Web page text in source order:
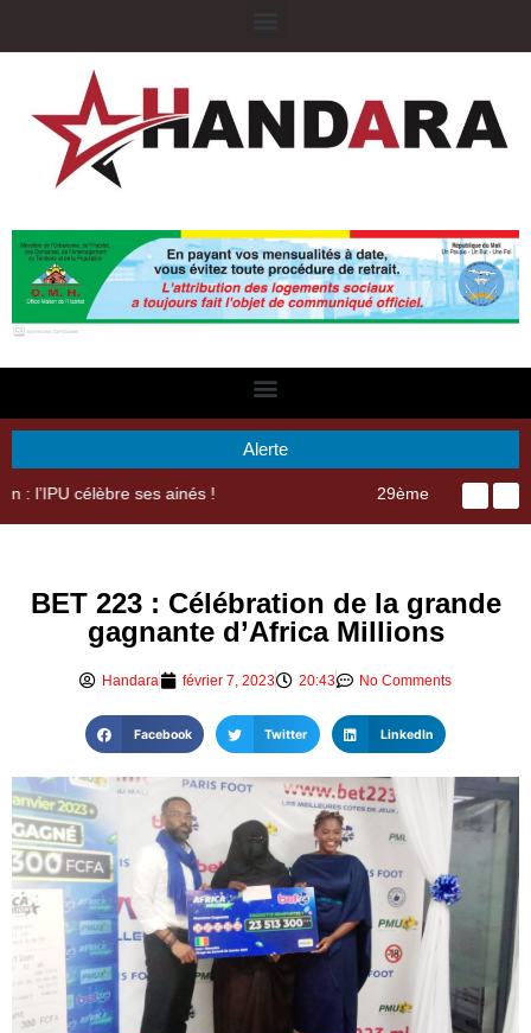
Alerte
29ème Assemblée Générale Ordinaire de l’Union Nyèsigiso : L’encours total des dépôts des membres passé de 18 milliards en 2024 à 21 milliards en 2025
BET 223 : Célébration de la grande
gagnante d’Africa Millions
Handara février 7, 2023 20:43 No Comments
Facebook Twitter LinkedIn